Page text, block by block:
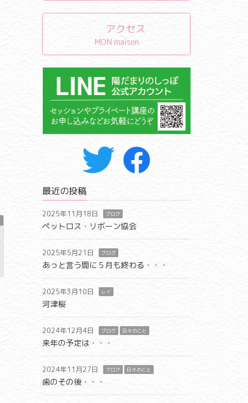
アクセス
MON maison
最近の投稿
2025年11月18日 ブログ
ペットロス・リボーン協会
2025年5月21日 ブログ
あっと言う間に５月も終わる・・・
2025年3月10日 レイ
河津桜
2024年12月4日 ブログ 日々のこと
来年の予定は・・・
2024年11月27日 ブログ 日々のこと
歯のその後・・・